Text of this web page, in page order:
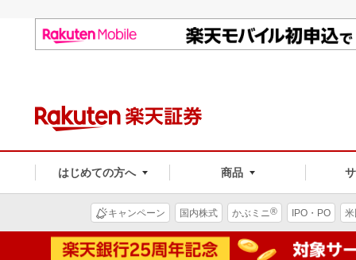
はじめての方へ 商品
キャンペーン 国内株式 かぶミニ® IPO・PO